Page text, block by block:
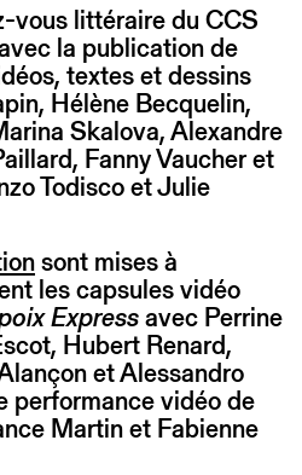
vous littéraire du CCS
la publication de
textes et dessins
Hélène Becquelin,
Skalova, Alexandre
Fanny Vaucher et
Todisco et Julie
sont mises à
les capsules vidéo
Expressavec Perrine
Hubert Renard,
et Alessandro
performance vidéo de
Martin et Fabienne